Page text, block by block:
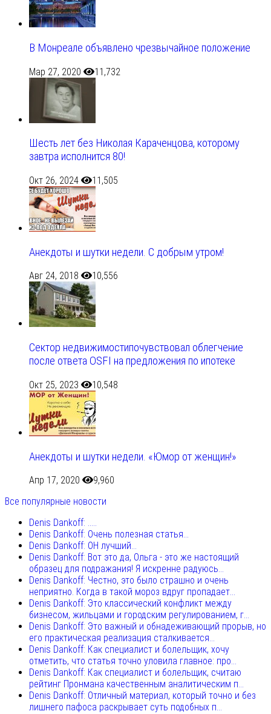
В Монреале объявлено чрезвычайное положение
Мар 27, 2020 11,732
Шесть лет без Николая Караченцова, которому
завтра исполнится 80!
Окт 26, 2024 11,505
Анекдоты и шутки недели. С добрым утром!
Авг 24, 2018 10,556
Сектор недвижимостипочувствовал облегчение
после ответа OSFI на предложения по ипотеке
Окт 25, 2023 10,548
Анекдоты и шутки недели. «Юмор от женщин!»
Апр 17, 2020
9,960
Все популярные новости
Denis Dankoff: .....
Denis Dankoff: Очень полезная статья...
Denis Dankoff: ОН лучший...
Denis Dankoff: Вот это да, Ольга - это же настоящий
образец для подражания! Я искренне радуюсь...
Denis Dankoff: Честно, это было страшно и очень
неприятно. Когда в такой мороз вдруг пропадает...
Denis Dankoff: Это классический конфликт между
бизнесом, жильцами и городским регулированием, г...
Denis Dankoff: Это важный и обнадеживающий прорыв, но
его практическая реализация сталкивается...
Denis Dankoff: Как специалист и болельщик, хочу
отметить, что статья точно уловила главное: про...
Denis Dankoff: Как специалист и болельщик, считаю
рейтинг Пронмана качественным аналитическим п...
Denis Dankoff: Отличный материал, который точно и без
лишнего пафоса раскрывает суть подобных п...